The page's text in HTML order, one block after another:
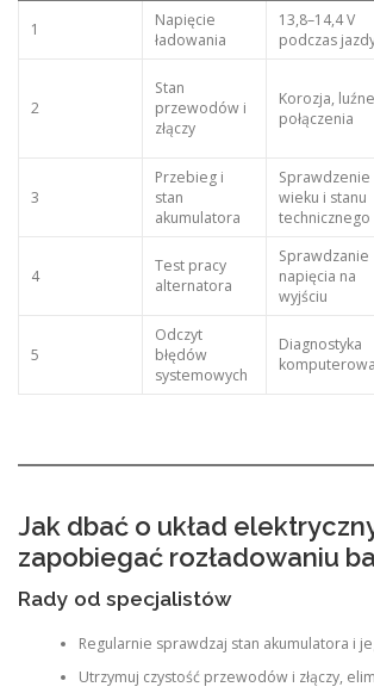
1
Napięcie
ładowania
13,8–14,4 V
podczas
2
Stan
przewodów i
złączy
Korozja, luźne
połączenia
3
Przebieg i
stan
akumulatora
Sprawdzenie
wieku i stanu
technicznego
4
Test pracy
alternatora
Sprawdzanie
napięcia na
wyjściu
5
Odczyt
błędów
systemowych
Diagnostyka
komputerowa
Jak dbać o układ
zapobiegać rozładowaniu
Rady od specjalistów
Regularnie sprawdzaj stan akumulatora i
Utrzymuj czystość przewodów i złączy,